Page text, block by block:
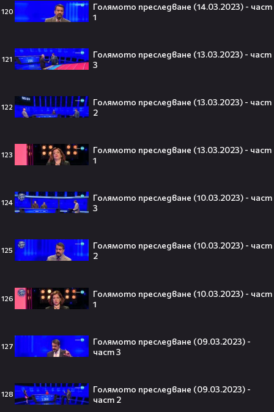
120
Голямото преследване (14.03.2023) - част
1
121
Голямото преследване (13.03.2023) - част
3
122
Голямото преследване (13.03.2023) - част
2
123
Голямото преследване (13.03.2023) - част
1
124
Голямото преследване (10.03.2023) - част
3
125
Голямото преследване (10.03.2023) - част
2
126
Голямото преследване (10.03.2023) - част
1
127
Голямото преследване (09.03.2023) -
част 3
128
Голямото преследване (09.03.2023) -
част 2
могат да съсипят всяко GenZ:
„Ако ги имаш, провалът е
притежават технология за
телепортация!"😯💥
срещу Конг“ си отиде на 18🕊️
на новия символ във футбола🤩⚽
Защо Ахил липсва от „Одисей“ на
всъщност има логика